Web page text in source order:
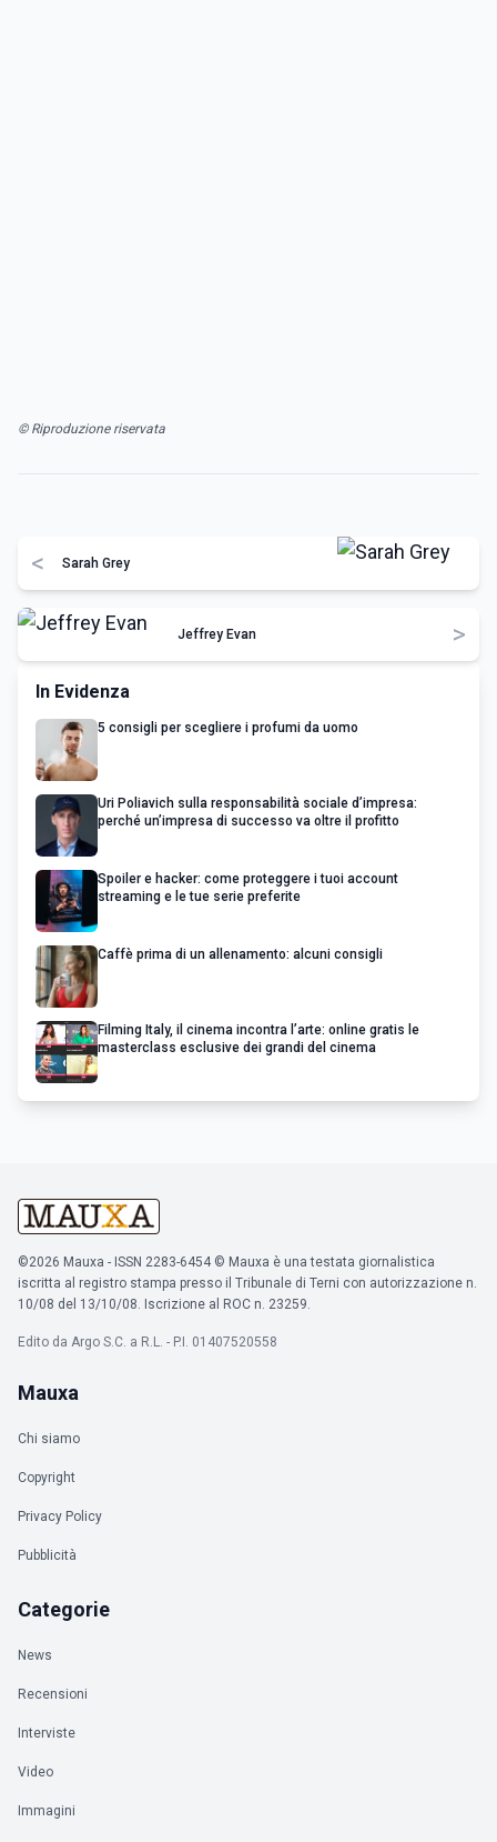
© Riproduzione riservata
< Sarah Grey
Jeffrey Evan >
In Evidenza
5 consigli per scegliere i profumi da uomo
Uri Poliavich sulla responsabilità sociale d’impresa:
perché un’impresa di successo va oltre il profitto
Spoiler e hacker: come proteggere i tuoi account
streaming e le tue serie preferite
Caffè prima di un allenamento: alcuni consigli
Filming Italy, il cinema incontra l’arte: online gratis le
masterclass esclusive dei grandi del cinema
©2026 Mauxa - ISSN 2283-6454 © Mauxa è una testata giornalistica
iscritta al registro stampa presso il Tribunale di Terni con autorizzazione n.
10/08 del 13/10/08. Iscrizione al ROC n. 23259.
Edito da Argo S.C. a R.L. - P.I. 01407520558
Mauxa
Chi siamo
Copyright
Privacy Policy
Pubblicità
Categorie
News
Recensioni
Interviste
Video
Immagini